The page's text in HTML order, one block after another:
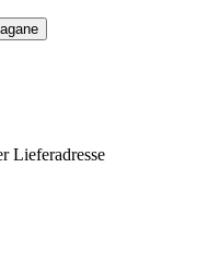
Lieferadresse